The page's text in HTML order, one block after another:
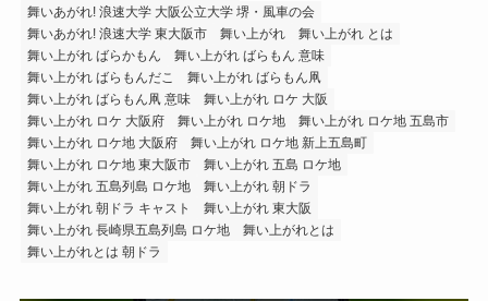
舞いあがれ! 浪速大学 大阪公立大学 堺・風車の会
舞いあがれ! 浪速大学 東大阪市
舞い上がれ
舞い上がれ とは
舞い上がれ ばらかもん
舞い上がれ ばらもん 意味
舞い上がれ ばらもんだこ
舞い上がれ ばらもん凧
舞い上がれ ばらもん凧 意味
舞い上がれ ロケ 大阪
舞い上がれ ロケ 大阪府
舞い上がれ ロケ地
舞い上がれ ロケ地 五島市
舞い上がれ ロケ地 大阪府
舞い上がれ ロケ地 新上五島町
舞い上がれ ロケ地 東大阪市
舞い上がれ 五島 ロケ地
舞い上がれ 五島列島 ロケ地
舞い上がれ 朝ドラ
舞い上がれ 朝ドラ キャスト
舞い上がれ 東大阪
舞い上がれ 長崎県五島列島 ロケ地
舞い上がれとは
舞い上がれとは 朝ドラ